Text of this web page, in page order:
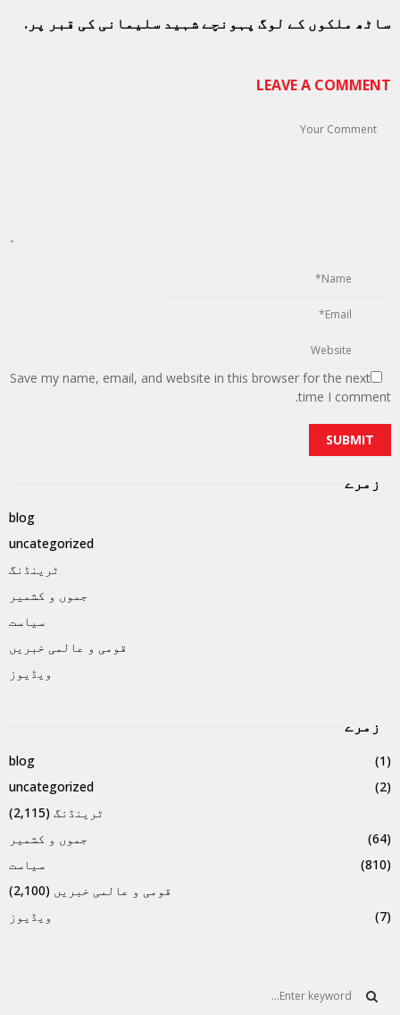
ساٹھ ملکوں کے لوگ پہونچے شہید سلیمانی کی قبر پر.
LEAVE A COMMENT
Save my name, email, and website in this browser for the next
time I comment.
زمرے
blog
uncategorized
ٹرینڈنگ
جموں و کشمیر
سیاست
قومی و عالمی خبریں
ویڈیوز
زمرے
blog
(1)
uncategorized
(2)
ٹرینڈنگ (2,115)
جموں و کشمیر
(64)
سیاست
(810)
قومی و عالمی خبریں (2,100)
ویڈیوز
(7)